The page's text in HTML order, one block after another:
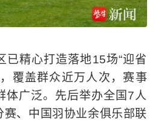
已精心打造落地15场“迎省
覆盖群众近万人次，赛事
体广泛。先后举办全国7人
赛、中国羽协业余俱乐部联